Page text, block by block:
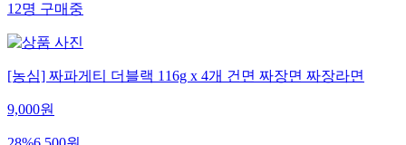
12명구매중
[농심] 짜파게티 더블랙 116g x 4개 건면 짜장면 짜장라면
9,000원